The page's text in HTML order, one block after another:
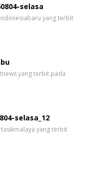
selasa
yang terbit
yang terbit pada
selasa_12
yang terbit